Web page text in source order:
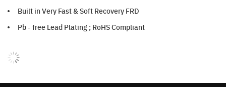
Built in Very Fast & Soft Recovery FRD
Pb - free Lead Plating ; RoHS Compliant